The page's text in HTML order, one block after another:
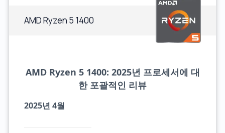
AMD Ryzen 5 1400
AMD Ryzen 5 1400: 2025년 프로세서에 대
한 포괄적인 리뷰
2025년 4월